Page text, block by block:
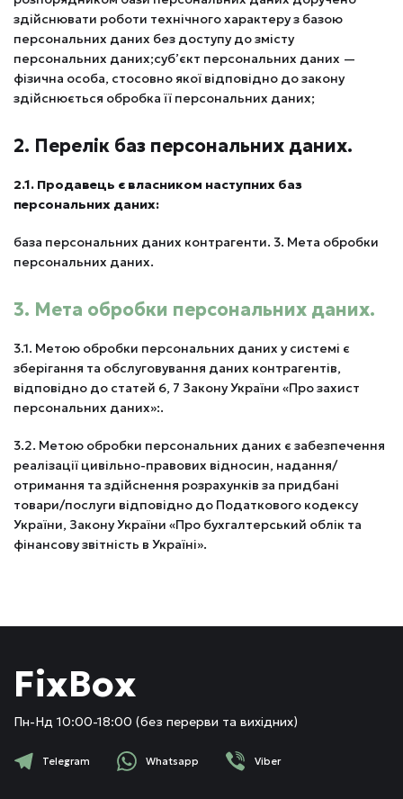
здійснювати роботи технічного характеру з базою
персональних даних без доступу до змісту
персональних даних;суб’єкт персональних даних —
фізична особа, стосовно якої відповідно до закону
здійснюється обробка її персональних даних;
2. Перелік баз персональних даних.
2.1. Продавець є власником наступних баз
персональних даних:
база персональних даних контрагенти. 3. Мета обробки
персональних даних.
3. Мета обробки персональних даних.
3.1. Метою обробки персональних даних у системі є
зберігання та обслуговування даних контрагентів,
відповідно до статей 6, 7 Закону України «Про захист
персональних даних»:.
3.2. Метою обробки персональних даних є забезпечення
реалізації цивільно-правових відносин, надання/
отримання та здійснення розрахунків за придбані
товари/послуги відповідно до Податкового кодексу
України, Закону України «Про бухгалтерський облік та
фінансову звітність в Україні».
FixBox
Пн-Нд 10:00-18:00 (без перерви та вихідних)
Telegram Whatsapp Viber